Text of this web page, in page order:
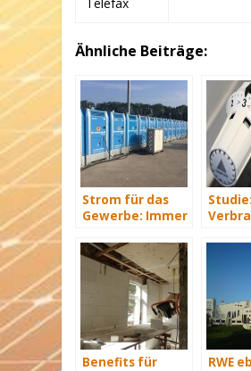
Ähnliche Beiträge:
Strom für das
Gewerbe: Immer
versorgt
an
Benefits für
RWE